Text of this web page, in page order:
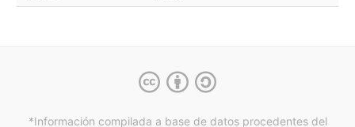
*Información compilada a base de datos procedentes del